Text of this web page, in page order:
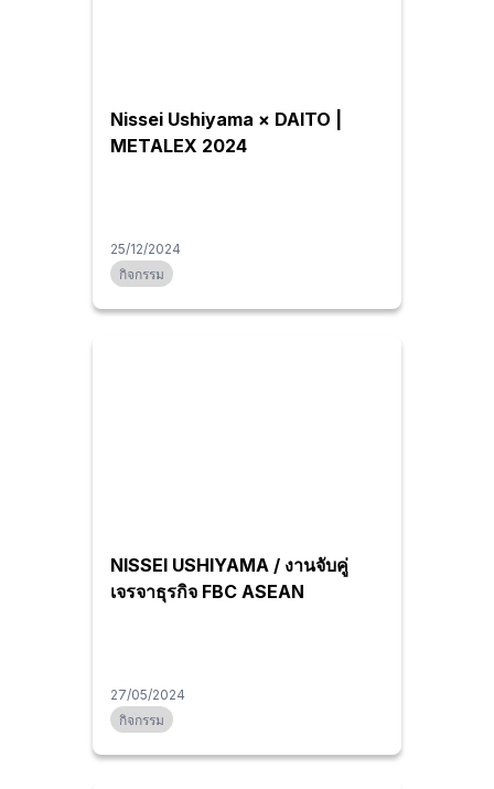
Nissei Ushiyama × DAITO |
METALEX 2024
25/12/2024
กิจกรรม
NISSEI USHIYAMA / งานจับคู่
เจรจาธุรกิจ FBC ASEAN
27/05/2024
กิจกรรม